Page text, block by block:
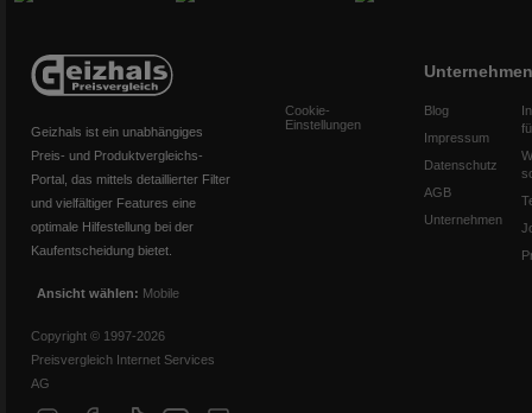
Geizhals ist ein unabhängiges
Preis- und Produktvergleichs-
Portal, das mittels detaillierter Filter
und vielfältiger Features eine
optimale Hilfestellung bei der
Kaufentscheidung bietet.
Ansicht wählen: Mobile
Copyright © 1997-2026
Preisvergleich Internet Services
AG
Cookie-
Einstellungen
Unternehmen
Blog
Impressum
Datenschutz
AGB
Unternehmen